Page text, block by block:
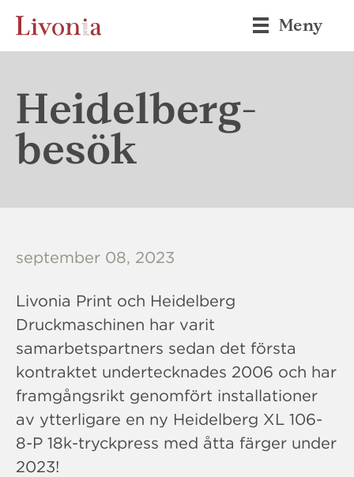
Meny
Heidelberg-
besök
september 08, 2023
Livonia Print och Heidelberg
Druckmaschinen har varit
samarbetspartners sedan det första
kontraktet undertecknades 2006 och har
framgångsrikt genomfört installationer
av ytterligare en ny Heidelberg XL 106-
8-P 18k-tryckpress med åtta färger under
2023!